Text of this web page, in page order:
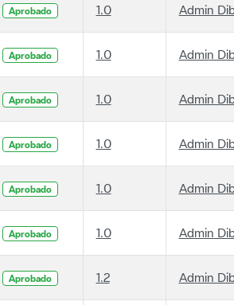
Aprobado 1.0 Admin
Aprobado 1.0 Admin
Aprobado 1.0 Admin
Aprobado 1.0 Admin
Aprobado 1.0 Admin
Aprobado 1.0 Admin
Aprobado 1.2 Admin